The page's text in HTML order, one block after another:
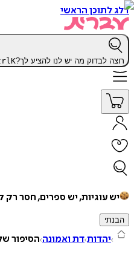
דלג לתוכן הראשי
רוצה לבדוק מה יש לנו להציע לך?K
יש עוגיות, יש ספרים, חסר רק
הבנתי
יהדות דת ואמונה הסיפור